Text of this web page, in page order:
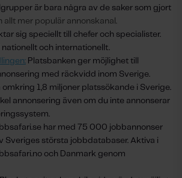
är bara några av de saker som gjort
allt mer populär annonskanal.
sig speciellt till chefer och specialister.
och internationellt.
Platsbanken ger möjlighet till
med räckvidd inom Sverige.
omkring 1,8 miljoner platssökande i Sverige.
annonsering även om du inte annonserar
har med 75 000 jobbannonser
Sveriges största jobbdatabaser. Aktiva i
och Danmark genom